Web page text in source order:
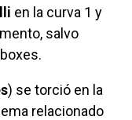
en la curva 1 y
salvo
) se torció en la
relacionado